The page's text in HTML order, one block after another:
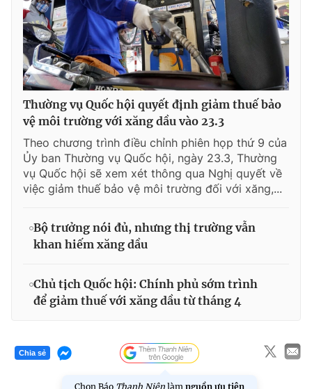
Thường vụ Quốc hội quyết định giảm thuế bảo
vệ môi trường với xăng dầu vào 23.3
Theo chương trình điều chỉnh phiên họp thứ 9 của
Ủy ban Thường vụ Quốc hội, ngày 23.3, Thường
vụ Quốc hội sẽ xem xét thông qua Nghị quyết về
việc giảm thuế bảo vệ môi trường đối với xăng,...
Bộ trưởng nói đủ, nhưng thị trường vẫn
khan hiếm xăng dầu
Chủ tịch Quốc hội: Chính phủ sớm trình
để giảm thuế với xăng dầu từ tháng 4
Chia sẻ
Chọn Báo Thanh Niên làm nguồn ưu tiên